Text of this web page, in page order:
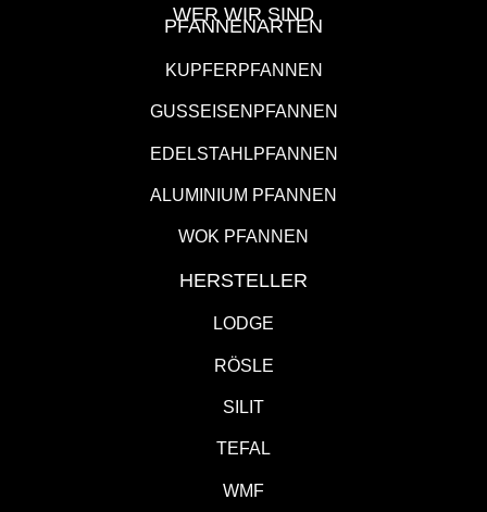
WER WIR SIND
PFANNENARTEN
KUPFERPFANNEN
GUSSEISENPFANNEN
EDELSTAHLPFANNEN
ALUMINIUM PFANNEN
WOK PFANNEN
HERSTELLER
LODGE
RÖSLE
SILIT
TEFAL
WMF